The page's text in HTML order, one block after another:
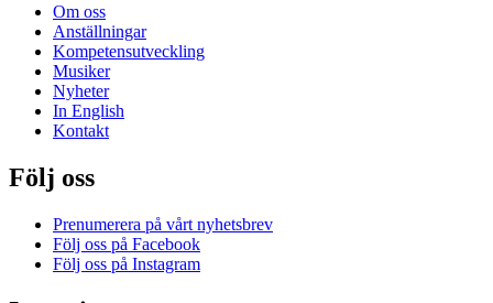
Om oss
Anställningar
Kompetensutveckling
Musiker
Nyheter
In English
Kontakt
Följ oss
Prenumerera på vårt nyhetsbrev
Följ oss på Facebook
Följ oss på Instagram